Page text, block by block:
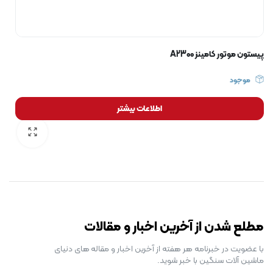
پیستون موتور کامینز A2300
موجود
اطلاعات بیشتر
مطلع شدن از آخرین اخبار و مقالات
با عضویت در خبرنامه هر هفته از آخرین اخبار و مقاله های دنیای
ماشین آلات سنگین با خبر شوید.